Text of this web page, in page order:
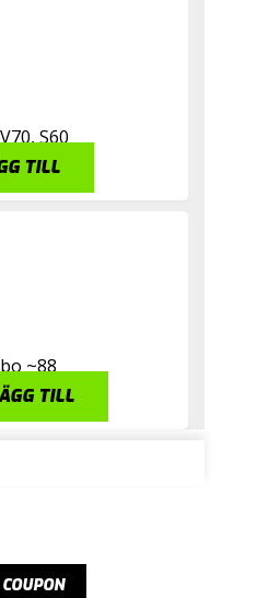
S60
TILL
~88
TILL